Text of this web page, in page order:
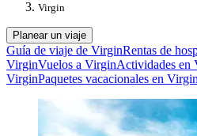
Virgin
Planear un viaje
Guía de viaje de VirginRentas de
VirginVuelos a VirginActividades en
VirginPaquetes vacacionales en Virgin